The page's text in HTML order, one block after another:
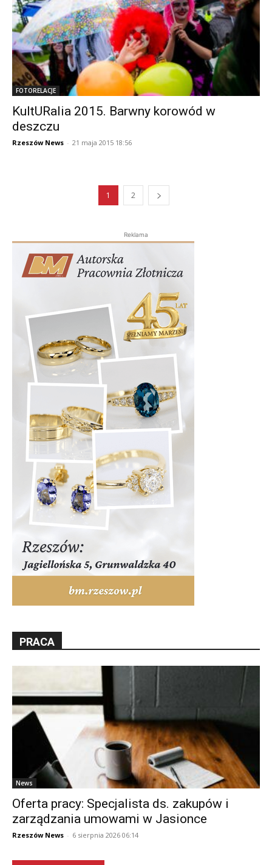
FOTORELACJE
KultURalia 2015. Barwny korowód w
deszczu
Rzeszów News - 21 maja 2015 18:56
1 2
Reklama
PRACA
News
Oferta pracy: Specjalista ds. zakupów i
zarządzania umowami w Jasionce
Rzeszów News - 6 sierpnia 2026 06:14